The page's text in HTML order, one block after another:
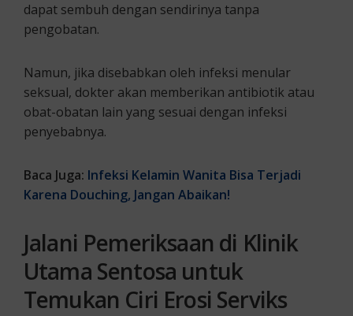
dapat sembuh dengan sendirinya tanpa
pengobatan.
Namun, jika disebabkan oleh infeksi menular
seksual, dokter akan memberikan antibiotik atau
obat-obatan lain yang sesuai dengan infeksi
penyebabnya.
Baca Juga: Infeksi Kelamin Wanita Bisa Terjadi
Karena Douching, Jangan Abaikan!
Jalani Pemeriksaan di Klinik
Utama Sentosa untuk
Temukan Ciri Erosi Serviks